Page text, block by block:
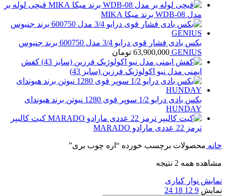
قیچی لوله بر
مدل WDB-08 برند میکا MIKA
بکس بادی فشار قوی درایو 3/4 مدل 600750 برند جنیوس
GENIUS
63,900,000 تومان
کفش
ایمنی مدل نیو اکولوژیک فرزین (سایز 43)
بکس بادی درایو 1/2 سوپر قوی 1280 نیوتن برند هیوندای
HUNDAY
کیت کالیپر
ترمز 22 عددی مارادو MARADO
خانه محصولات برچسب خورده “اره چوب بری”
مشاهده همه 2 نتیجه
نمایش نوار کناری
نمایش 9
12
18
24